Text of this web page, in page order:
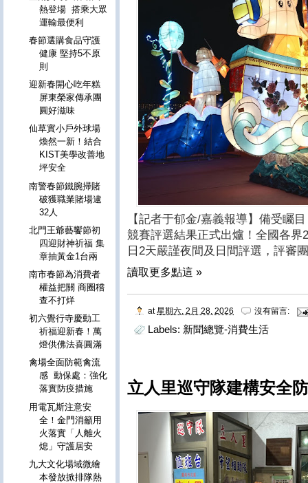
【記者于郁金/嘉義報導】備受矚
競賽評選結果正式出爐！全國各界
日2天嚴謹夜間及日間評選，評審
讀取更多點這 »
at星期六, 2月 28, 2026 沒有留言:
Labels: 新聞總覽-消費生活
立人里巡守隊建構安全
熱登場 搭乘大眾
運輸最便利
春節選購食品守護
健康 堅持5不原
則
迎新春開心吃年糕
屏東榮家傳承團
圓好滋味
仙草實小戶外球場
煥然一新！結合
KIST美學改善地
坪安全
南警春節鐵腕掃賭
破獲職業賭場逮
32人
北門王爺藝饗節初
四迎財神祈福 集
章抽黃金1台兩
南市春節為消費者
權益把關 商圈稽
查不打烊
初六覺行寺慶動工
祈福迎新春！萬
燈供佛法喜圓滿
禽場全面防範禽流
感 動保處：強化
落實防疫措施
用電瓦斯注意安
全！金門消籲用
火落實「人離火
熄」守護居安
九大文化場域微繪
本發放掀排隊熱